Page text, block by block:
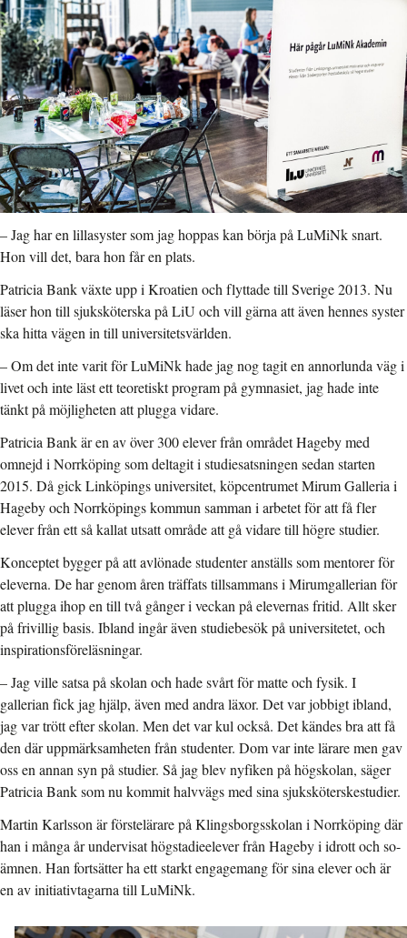
– Jag har en lillasyster som jag hoppas kan börja på LuMiNk snart.
Hon vill det, bara hon får en plats.
Patricia Bank växte upp i Kroatien och flyttade till Sverige 2013. Nu
läser hon till sjuksköterska på LiU och vill gärna att även hennes syster
ska hitta vägen in till universitetsvärlden.
– Om det inte varit för LuMiNk hade jag nog tagit en annorlunda väg i
livet och inte läst ett teoretiskt program på gymnasiet, jag hade inte
tänkt på möjligheten att plugga vidare.
Patricia Bank är en av över 300 elever från området Hageby med
omnejd i Norrköping som deltagit i studiesatsningen sedan starten
2015. Då gick Linköpings universitet, köpcentrumet Mirum Galleria i
Hageby och Norrköpings kommun samman i arbetet för att få fler
elever från ett så kallat utsatt område att gå vidare till högre studier.
Konceptet bygger på att avlönade studenter anställs som mentorer för
eleverna. De har genom åren träffats tillsammans i Mirumgallerian för
att plugga ihop en till två gånger i veckan på elevernas fritid. Allt sker
på frivillig basis. Ibland ingår även studiebesök på universitetet, och
inspirationsföreläsningar.
– Jag ville satsa på skolan och hade svårt för matte och fysik. I
gallerian fick jag hjälp, även med andra läxor. Det var jobbigt ibland,
jag var trött efter skolan. Men det var kul också. Det kändes bra att få
den där uppmärksamheten från studenter. Dom var inte lärare men gav
oss en annan syn på studier. Så jag blev nyfiken på högskolan, säger
Patricia Bank som nu kommit halvvägs med sina sjuksköterskestudier.
Martin Karlsson är förstelärare på Klingsborgsskolan i Norrköping där
han i många år undervisat högstadieelever från Hageby i idrott och so-
ämnen. Han fortsätter ha ett starkt engagemang för sina elever och är
en av initiativtagarna till LuMiNk.